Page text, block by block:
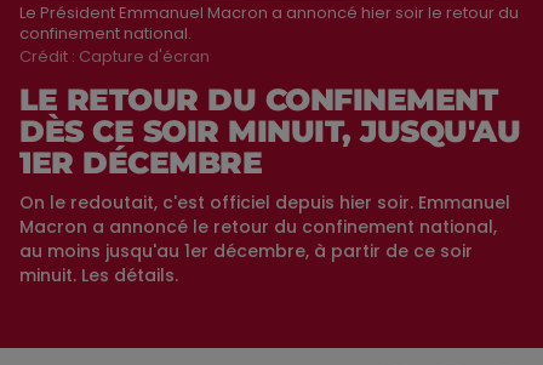
Le Président Emmanuel Macron a annoncé hier soir le retour du
confinement national.
Crédit : Capture d'écran
LE RETOUR DU CONFINEMENT
DÈS CE SOIR MINUIT, JUSQU'AU
1ER DÉCEMBRE
On le redoutait, c'est officiel depuis hier soir. Emmanuel
Macron a annoncé le retour du confinement national,
au moins jusqu'au 1er décembre, à partir de ce soir
minuit. Les détails.